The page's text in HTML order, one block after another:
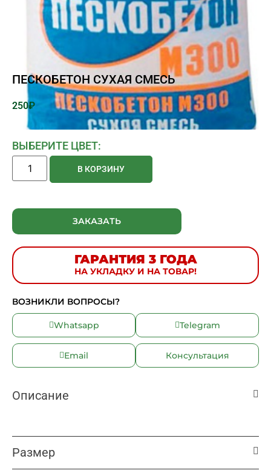
ПЕСКОБЕТОН СУХАЯ СМЕСЬ
250₽
ВЫБЕРИТЕ ЦВЕТ:
В КОРЗИНУ
ЗАКАЗАТЬ
ГАРАНТИЯ 3 ГОДА
НА УКЛАДКУ И НА ТОВАР!
ВОЗНИКЛИ ВОПРОСЫ?
Whatsapp Telegram
Email Консультация
Описание
Размер